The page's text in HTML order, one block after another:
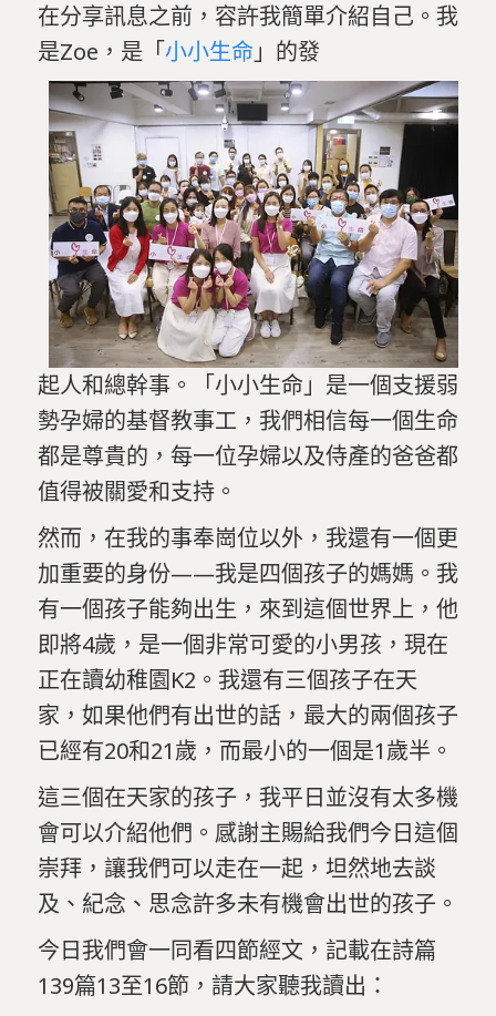
在分享訊息之前，容許我簡單介紹自己。我
是Zoe，是「小小生命 」的發
起人和總幹事。「小小生命」是一個支援弱
勢孕婦的基督教事工，我們相信每一個生命
都是尊貴的，每一位孕婦以及侍產的爸爸都
值得被關愛和支持。
然而，在我的事奉崗位以外，我還有一個更
加重要的身份——我是四個孩子的媽媽。我
有一個孩子能夠出生，來到這個世界上，他
即將4歲，是一個非常可愛的小男孩，現在
正在讀幼稚園K2。我還有三個孩子在天
家，如果他們有出世的話，最大的兩個孩子
已經有20和21歲，而最小的一個是1歲半。
這三個在天家的孩子，我平日並沒有太多機
會可以介紹他們。感謝主賜給我們今日這個
崇拜，讓我們可以走在一起，坦然地去談
及、紀念、思念許多未有機會出世的孩子。
今日我們會一同看四節經文，記載在詩篇
139篇13至16節，請大家聽我讀出：